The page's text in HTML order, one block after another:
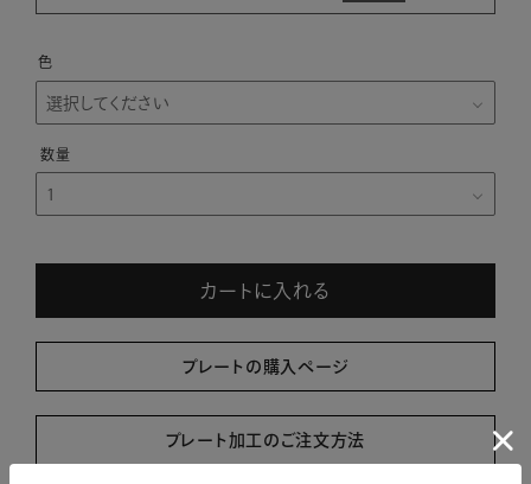
色
カートに入れる
プレートの購入ページ
プレート加工のご注文方法